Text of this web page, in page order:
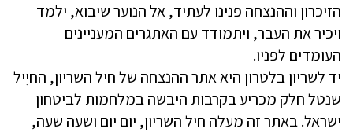
הזיכרון וההנצחה פנינו לעתיד, אל הנוער שיבוא, ילמד
ויכיר את העבר, ויתמודד עם האתגרים המעניינים
העומדים לפניו.
יד לשריון בלטרון היא אתר ההנצחה של חיל השריון, החיִיל
שנטל חלק מכריע בקרבות היבשה במלחמות לביטחון
ישראל. באתר זה מעלה חיל השריון, יום יום ושעה שעה,